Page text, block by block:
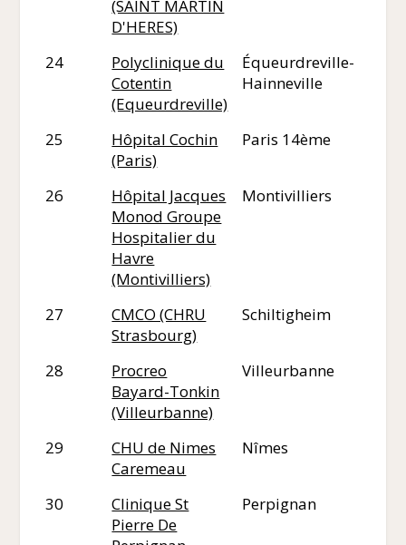
(SAINT MARTIN
D'HERES)
24
Polyclinique du
Cotentin
(Equeurdreville)
Équeurdreville-
Hainneville
25
Hôpital Cochin
(Paris)
Paris 14ème
26
Hôpital Jacques
Monod Groupe
Hospitalier du
Havre
(Montivilliers)
Montivilliers
27
CMCO (CHRU
Strasbourg)
Schiltigheim
28
Procreo
Bayard-Tonkin
(Villeurbanne)
Villeurbanne
29
CHU de Nimes
Caremeau
Nîmes
30
Clinique St
Pierre De
Perpignan